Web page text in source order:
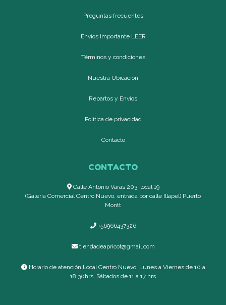
Preguntas frecuentes
Envíos Importante LEER
Términos y condiciones
Nuestra Ubicación
Repartos y Envíos
Política de privacidad
Contacto
CONTACTO
Calle Antonio Varas 203, local 19
(Galería Comercial Centro Nuevo, entrada por calle Illapel) Puerto
Montt
+56966437326
tiendadeapricot@gmail.com
Horario de atención Local Centro Nuevo: Lunes a Viernes de 10 a
18:30hrs, Sábados de 11 a 17 hrs